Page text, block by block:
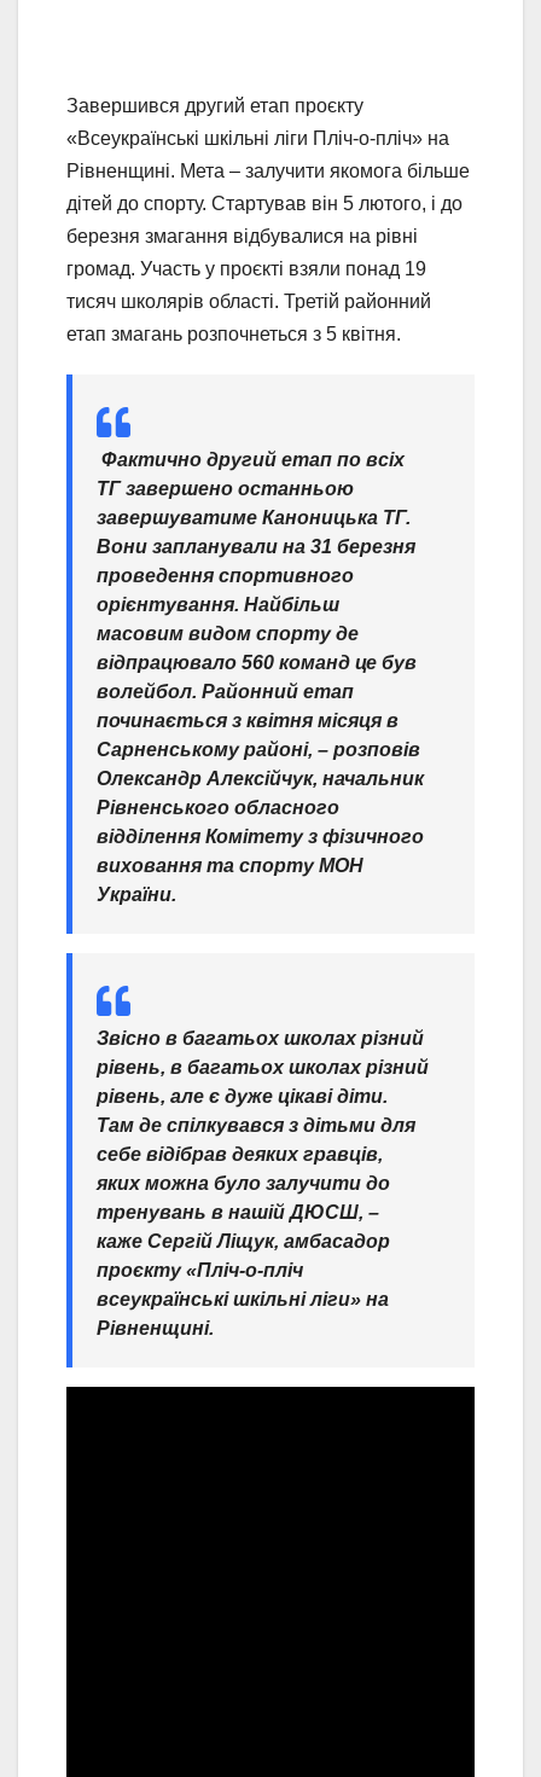
Завершився другий етап проєкту
«Всеукраїнські шкільні ліги Пліч-о-пліч» на
Рівненщині. Мета – залучити якомога більше
дітей до спорту. Стартував він 5 лютого, і до
березня змагання відбувалися на рівні
громад. Участь у проєкті взяли понад 19
тисяч школярів області. Третій районний
етап змагань розпочнеться з 5 квітня.
Фактично другий етап по всіх
ТГ завершено останньою
завершуватиме Каноницька ТГ.
Вони запланували на 31 березня
проведення спортивного
орієнтування. Найбільш
масовим видом спорту де
відпрацювало 560 команд це був
волейбол. Районний етап
починається з квітня місяця в
Сарненському районі, – розповів
Олександр Алексійчук, начальник
Рівненського обласного
відділення Комітету з фізичного
виховання та спорту МОН
України.
Звісно в багатьох школах різний
рівень, в багатьох школах різний
рівень, але є дуже цікаві діти.
Там де спілкувався з дітьми для
себе відібрав деяких гравців,
яких можна було залучити до
тренувань в нашій ДЮСШ, –
каже Сергій Ліщук, амбасадор
проєкту «Пліч-о-пліч
всеукраїнські шкільні ліги» на
Рівненщині.